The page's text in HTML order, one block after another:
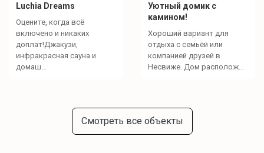
Luchia Dreams
Оцените, когда всё
включено и никаких
доплат!Джакузи,
инфракрасная сауна и
домаш...
Уютный домик с
камином!
Хороший вариант для
отдыха с семьёй или
компанией друзей в
Несвиже. Дом располож...
Смотреть все объекты